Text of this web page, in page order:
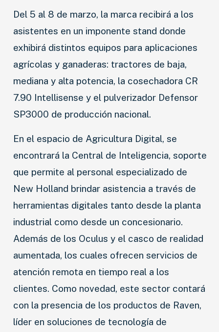
Del 5 al 8 de marzo, la marca recibirá a los
asistentes en un imponente stand donde
exhibirá distintos equipos para aplicaciones
agrícolas y ganaderas: tractores de baja,
mediana y alta potencia, la cosechadora CR
7.90 Intellisense y el pulverizador Defensor
SP3000 de producción nacional.
En el espacio de Agricultura Digital, se
encontrará la Central de Inteligencia, soporte
que permite al personal especializado de
New Holland brindar asistencia a través de
herramientas digitales tanto desde la planta
industrial como desde un concesionario.
Además de los Oculus y el casco de realidad
aumentada, los cuales ofrecen servicios de
atención remota en tiempo real a los
clientes. Como novedad, este sector contará
con la presencia de los productos de Raven,
líder en soluciones de tecnología de